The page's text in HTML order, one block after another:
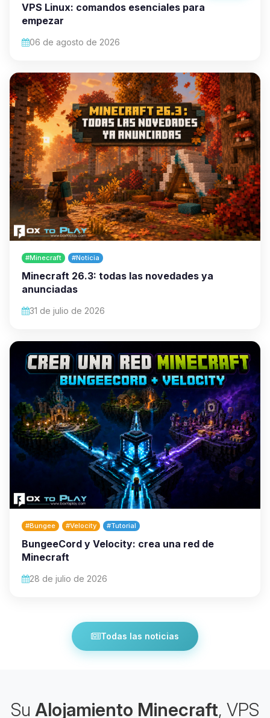
VPS Linux: comandos esenciales para
empezar
06 de agosto de 2026
#Minecraft #Noticia
Minecraft 26.3: todas las novedades ya
anunciadas
31 de julio de 2026
#Bungee #Velocity #Tutorial
BungeeCord y Velocity: crea una red de
Minecraft
28 de julio de 2026
Todas las noticias
Su Alojamiento Minecraft, VPS